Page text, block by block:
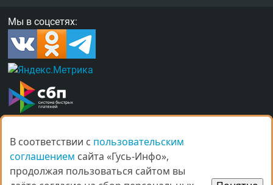
Мы в соцсетях:
О насНаградыПравилаКонтакты
Рекламные услуги в Гусь-Хрустальном
В соответствии с пользовательским
соглашением сайта «Гусь-Инфо»,
продолжая пользоваться сайтом вы
В соответствии с пользовательским
соглашением сайта «Гусь-Инфо»,
продолжая пользоваться сайтом вы